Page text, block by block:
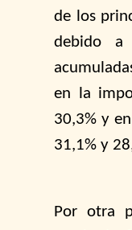
de los
debido a
en la
30,3% y
31,1% y
Por otra